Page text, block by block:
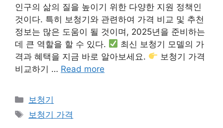
인구의 삶의 질을 높이기 위한 다양한 지원 정책인
것이다. 특히 보청기와 관련하여 가격 비교 및 추천
정보는 많은 도움이 될 것이며, 2025년을 준비하는
데 큰 역할을 할 수 있다.
최신 보청기 모델의 가
격과 혜택을 지금 바로 알아보세요.
보청기 가격
비교하기 … Read more
카
테
보청기
태
보청기 가격